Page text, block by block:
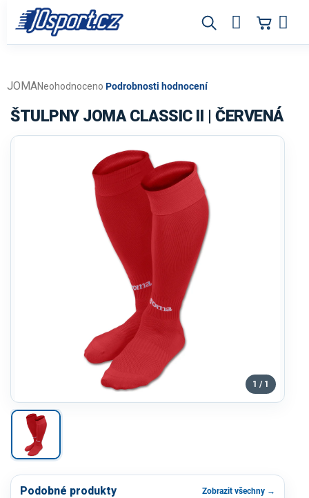
obsah
Průměrné
produktu
je
0,0
Neohodnoceno Podrobnosti hodnocení
JOMA
ŠTULPNY JOMA CLASSIC II | ČERVENÁ
1 / 1
Podobné produkty Zobrazit všechny →